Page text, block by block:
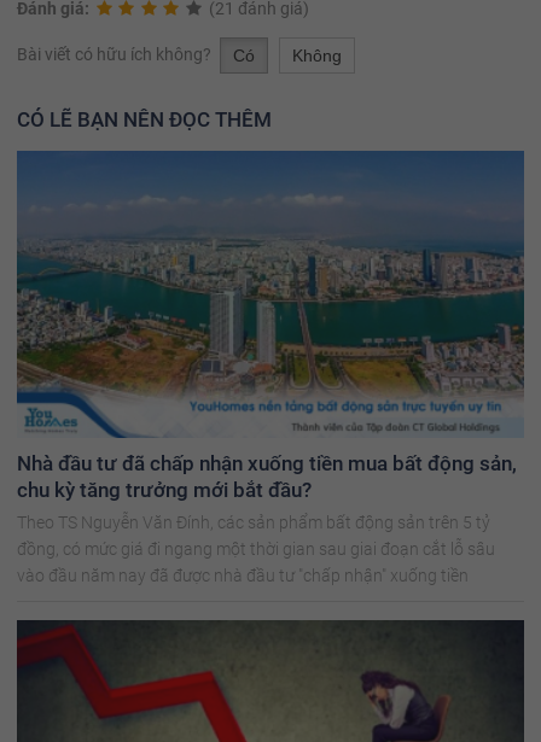
Đánh giá: (21 đánh giá)
Bài viết có hữu ích không? Có Không
CÓ LẼ BẠN NÊN ĐỌC THÊM
Nhà đầu tư đã chấp nhận xuống tiền mua bất động sản,
chu kỳ tăng trưởng mới bắt đầu?
Theo TS Nguyễn Văn Đính, các sản phẩm bất động sản trên 5 tỷ
đồng, có mức giá đi ngang một thời gian sau giai đoạn cắt lỗ sâu
vào đầu năm nay đã được nhà đầu tư "chấp nhận" xuống tiền